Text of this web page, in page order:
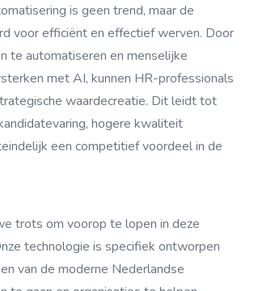
is geen trend, maar de
voor efficiënt en effectief werven. Door
te automatiseren en menselijke
met AI, kunnen HR-professionals
waardecreatie. Dit leidt tot
hogere kwaliteit
een competitief voordeel in de
trots om voorop te lopen in deze
technologie is specifiek ontworpen
van de moderne Nederlandse